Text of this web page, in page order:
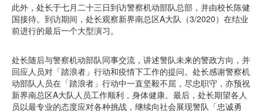
此外，处长于七月二十三日到访警察机动部队总部，并由校长陈健
国接待。到访期间，处长观察新界南总区A大队（3/2020）在结业
前进行的最后一个大型演习。
处长随后与警察机动部队同事交流，讲述警队未来的警政方向，并
回应人员对「踏浪者」行动和疫情下工作的提问。处长感谢警察机
动部队人员在「踏浪者」行动中一直坚毅不屈，尽忠职守，亦预祝
新界南总区A大队人员工作顺利，身体健康。最后，处长期望各人
员以最专业的态度应对各种挑战，继续向社会展现警队「忠诚勇